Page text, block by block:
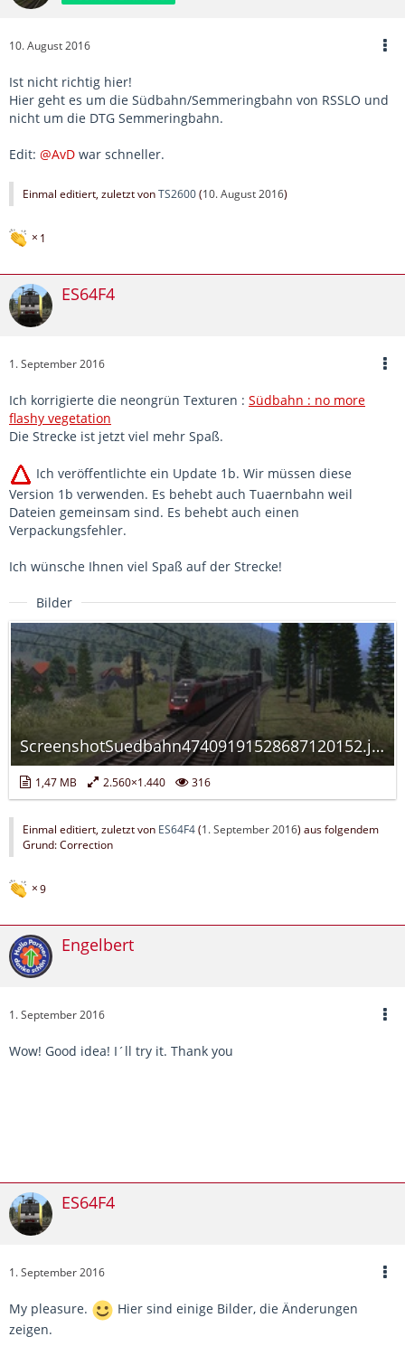
10. August 2016
Ist nicht richtig hier!
Hier geht es um die Südbahn/Semmeringbahn von RSSLO und
nicht um die DTG Semmeringbahn.
Edit: @AvD war schneller.
Einmal editiert, zuletzt vonTS2600(10. August 2016)
1
ES64F4
1. September 2016
Ich korrigierte die neongrün Texturen : Südbahn : no more
flashy vegetation
Die Strecke ist jetzt viel mehr Spaß.
Ich veröffentlichte ein Update 1b. Wir müssen diese
Version 1b verwenden. Es behebt auch Tuaernbahn weil
Dateien gemeinsam sind. Es behebt auch einen
Verpackungsfehler.
Ich wünsche Ihnen viel Spaß auf der Strecke!
Bilder
ScreenshotSuedbahn47409191528687120152.jpg
1,47 MB 2.560×1.440 316
Einmal editiert, zuletzt von ES64F4(1. September 2016) aus folgendem
Grund: Correction
9
Engelbert
1. September 2016
Wow! Good idea! I´ll try it. Thank you
ES64F4
1. September 2016
My pleasure.
Hier sind einige Bilder, die Änderungen
zeigen.